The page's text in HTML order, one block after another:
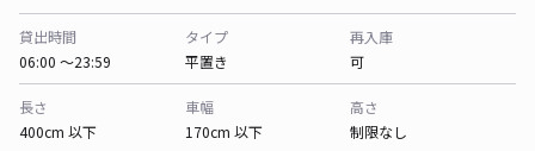
貸出時間
06:00 〜23:59
タイプ
平置き
再入庫
可
長さ
400cm 以下
車幅
170cm 以下
高さ
制限なし